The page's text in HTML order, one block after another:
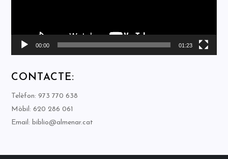
00:00 01:23
CONTACTE:
Telèfon: 973 770 638
Mòbil: 620 286 061
Email: biblio@almenar.cat